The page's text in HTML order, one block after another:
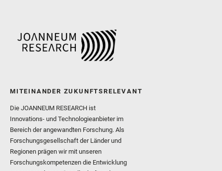
MITEINANDER ZUKUNFTSRELEVANT
Die JOANNEUM RESEARCH ist
Innovations- und Technologieanbieter im
Bereich der angewandten Forschung. Als
Forschungsgesellschaft der Länder und
Regionen prägen wir mit unseren
Forschungskompetenzen die Entwicklung